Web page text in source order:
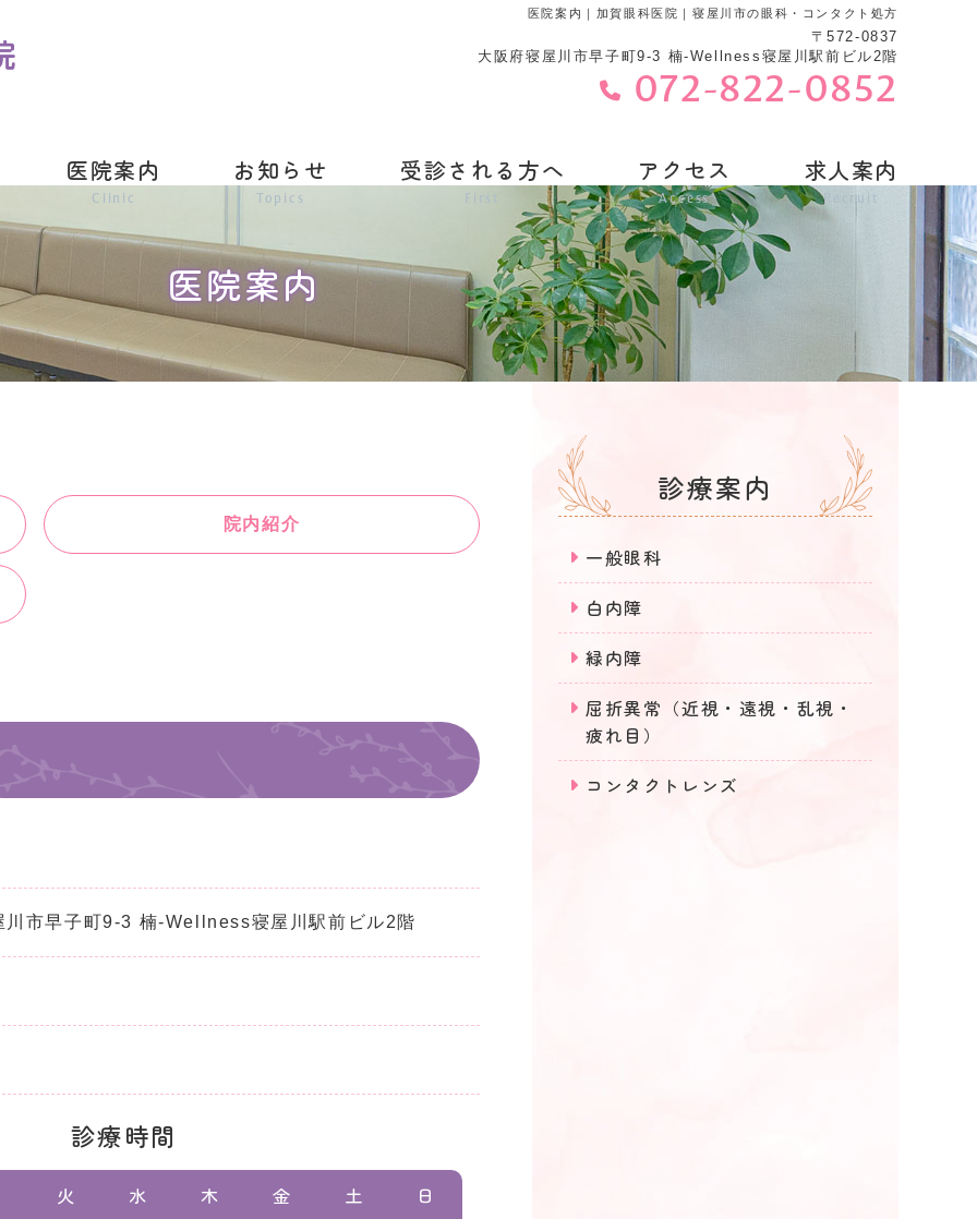
医院案内｜加賀眼科医院｜寝屋川市の眼科・コンタクト処方
〒572-0837
大阪府寝屋川市早子町9-3 楠-Wellness寝屋川駅前ビル2階
072-822-0852
医院案内
Clinic
お知らせ
Topics
受診される方へ アクセス
Access
求人案内
Recruit
医院案内
院内紹介
市早子町9-3 楠-Wellness寝屋川駅前ビル2階
診療時間
火 水 木 金 土 日
診療案内
一般眼科
白内障
緑内障
屈折異常（近視・遠視・乱視・
疲れ目）
コンタクトレンズ